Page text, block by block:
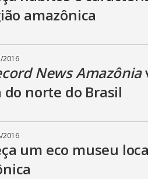
amazônica
2016
News Amazônia
norte do Brasil
2016
um eco museu